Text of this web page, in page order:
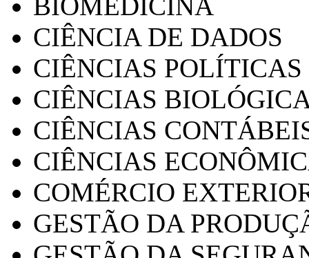
CIÊNCIA DE DADOS
CIÊNCIAS POLÍTICAS
CIÊNCIAS
CIÊNCIAS
CIÊNCIAS
COMÉRCIO
GESTÃO DA